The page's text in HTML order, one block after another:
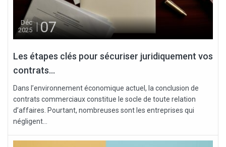
Déc
2025
07
Les étapes clés pour sécuriser juridiquement vos
contrats...
Dans l’environnement économique actuel, la conclusion de
contrats commerciaux constitue le socle de toute relation
d’affaires. Pourtant, nombreuses sont les entreprises qui
négligent...